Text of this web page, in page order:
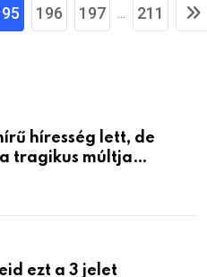
196 197 ... 211
híresség lett, de
tragikus múltja
ezt a 3 jelet